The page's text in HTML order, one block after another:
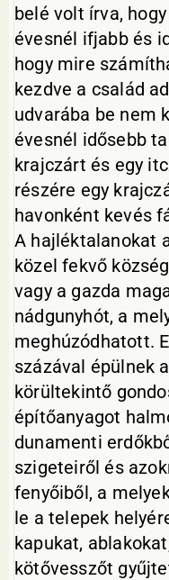
belé volt írva,
évesnél ifjabb és
hogy mire
kezdve a család
udvarába be nem
évesnél idősebb
krajczárt és egy
részére egy
havonként kevés
A hajléktalanokat
közel fekvő
vagy a gazda
nádgunyhót, a
meghúzódhatott.
százával épülnek
körültekintő
építőanyagot
dunamenti
szigeteiről és
fenyőiből, a
le a telepek
kapukat,
kötővesszőt